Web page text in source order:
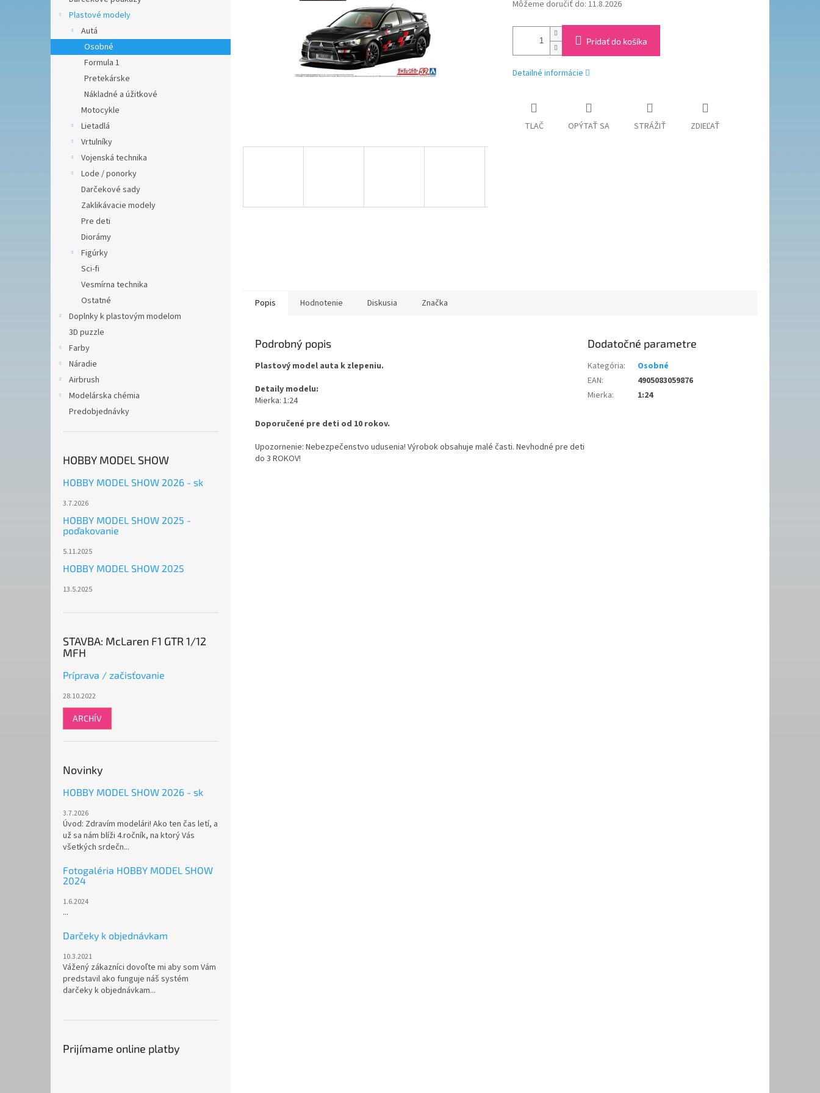
Plastové modely
Autá
Osobné
Formula 1
Pretekárske
Nákladné a úžitkové
Motocykle
Lietadlá
Vrtulníky
Vojenská technika
Lode / ponorky
Darčekové sady
Zaklikávacie modely
Pre deti
Diorámy
Figúrky
Sci-fi
Vesmírna technika
Ostatné
Doplnky k plastovým modelom
3D puzzle
Farby
Náradie
Airbrush
Modelárska chémia
Predobjednávky
HOBBY MODEL SHOW
HOBBY MODEL SHOW 2026 - sk
3.7.2026
HOBBY MODEL SHOW 2025 -
poďakovanie
5.11.2025
HOBBY MODEL SHOW 2025
13.5.2025
STAVBA: McLaren F1 GTR 1/12
MFH
Príprava / začisťovanie
28.10.2022
ARCHÍV
Novinky
HOBBY MODEL SHOW 2026 - sk
3.7.2026
Úvod: Zdravím modelári! Ako ten čas letí, a
už sa nám blíži 4.ročník, na ktorý Vás
všetkých srdečn...
Fotogaléria HOBBY MODEL SHOW
2024
1.6.2024
...
Darčeky k objednávkam
10.3.2021
Vážený zákazníci dovoľte mi aby som Vám
predstavil ako funguje náš systém
darčeky k objednávkam...
Prijímame online platby
Môžeme doručiť do: 11.8.2026
Pridať do košíka
Detailné informácie
TLAČ OPÝTAŤ SA STRÁŽIŤ ZDIEĽAŤ
Popis Hodnotenie Diskusia Značka
Podrobný popis
Plastový model auta k zlepeniu.
Detaily modelu:
Mierka: 1:24
Doporučené pre deti od 10 rokov.
Upozornenie: Nebezpečenstvo udusenia! Výrobok obsahuje malé časti. Nevhodné pre deti
do 3 ROKOV!
Dodatočné parametre
Kategória:
Osobné
EAN:
4905083059876
Mierka: 1:24